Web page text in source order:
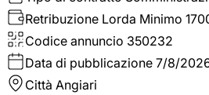
Retribuzione Lorda Minimo
Codice annuncio 350232
Data di pubblicazione 7/8/
Città Angiari